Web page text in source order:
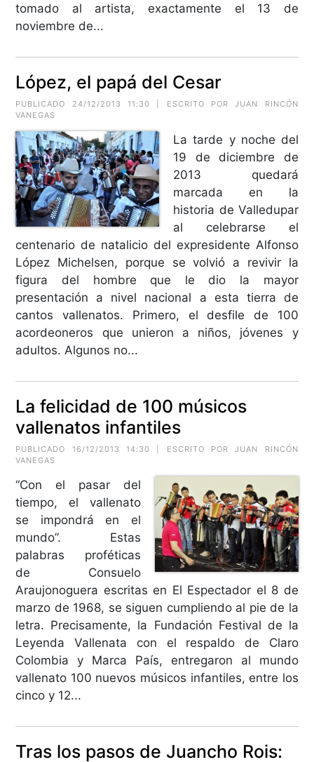
tomado al artista, exactamente el 13 de
noviembre de...
López, el papá del Cesar
PUBLICADO 24/12/2013 11:30 | ESCRITO POR JUAN RINCÓN
VANEGAS
La tarde y noche del
19 de diciembre de
2013 quedará
marcada en la
historia de Valledupar
al celebrarse el
centenario de natalicio del expresidente Alfonso
López Michelsen, porque se volvió a revivir la
figura del hombre que le dio la mayor
presentación a nivel nacional a esta tierra de
cantos vallenatos. Primero, el desfile de 100
acordeoneros que unieron a niños, jóvenes y
adultos. Algunos no...
La felicidad de 100 músicos
vallenatos infantiles
PUBLICADO 16/12/2013 14:30 | ESCRITO POR JUAN RINCÓN
VANEGAS
“Con el pasar del
tiempo, el vallenato
se impondrá en el
mundo”. Estas
palabras proféticas
de Consuelo
Araujonoguera escritas en El Espectador el 8 de
marzo de 1968, se siguen cumpliendo al pie de la
letra. Precisamente, la Fundación Festival de la
Leyenda Vallenata con el respaldo de Claro
Colombia y Marca País, entregaron al mundo
vallenato 100 nuevos músicos infantiles, entre los
cinco y 12...
Tras los pasos de Juancho Rois: